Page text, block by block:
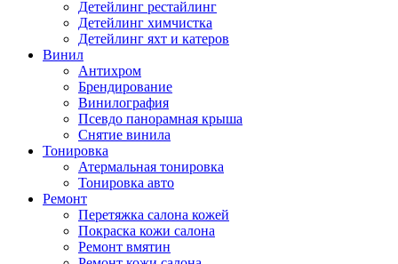
Детейлинг рестайлинг
Детейлинг химчистка
Детейлинг яхт и катеров
Винил
Антихром
Брендирование
Винилография
Псевдо панорамная крыша
Снятие винила
Тонировка
Атермальная тонировка
Тонировка авто
Ремонт
Перетяжка салона кожей
Покраска кожи салона
Ремонт вмятин